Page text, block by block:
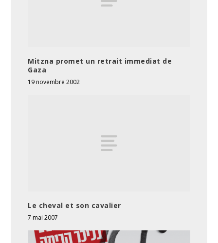
Mitzna promet un retrait immediat de
Gaza
19 novembre 2002
Le cheval et son cavalier
7 mai 2007